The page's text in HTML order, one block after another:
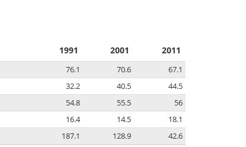
1991 2001 2011
76.1 70.6
67.1
32.2 40.5
44.5
54.8 55.5
56
16.4 14.5
18.1
187.1 128.9 42.6